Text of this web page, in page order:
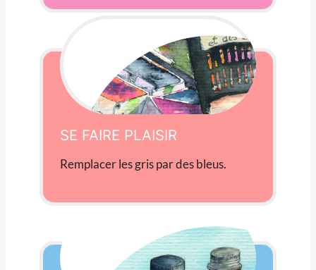
SE FAIRE PLAISIR
Remplacer les gris par des bleus.